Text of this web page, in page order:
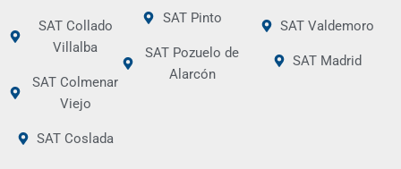
SAT Collado
Villalba
SAT Colmenar
Viejo
SAT Coslada
SAT Pinto
SAT Pozuelo de
Alarcón
SAT Valdemoro
SAT Madrid